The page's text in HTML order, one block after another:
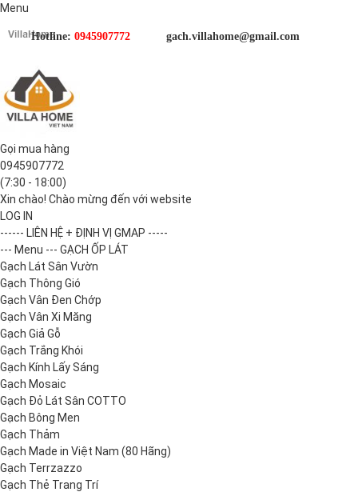
Menu
Hotline: 0945907772 gach.villahome@gmail.com
Gọi mua hàng
0945907772
(7:30 - 18:00)
Xin chào! Chào mừng đến với website
LOG IN
------ LIÊN HỆ + ĐỊNH VỊ GMAP -----
--- Menu --- GẠCH ỐP LÁT
Gạch Lát Sân Vườn
Gạch Thông Gió
Gạch Vân Đen Chớp
Gạch Vân Xi Măng
Gạch Giả Gỗ
Gạch Trắng Khói
Gạch Kính Lấy Sáng
Gạch Mosaic
Gạch Đỏ Lát Sân COTTO
Gạch Bông Men
Gạch Thảm
Gạch Made in Việt Nam (80 Hãng)
Gạch Terrzazzo
Gạch Thẻ Trang Trí